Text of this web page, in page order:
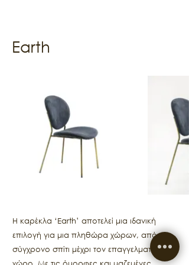
Earth
Η καρέκλα ‘Earth’ αποτελεί μια ιδανική
επιλογή για μια πληθώρα χώρων, από το
σύγχρονο σπίτι μέχρι τον επαγγελματικό